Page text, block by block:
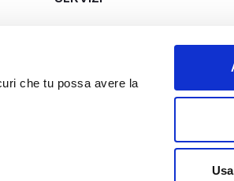
che tu possa avere la